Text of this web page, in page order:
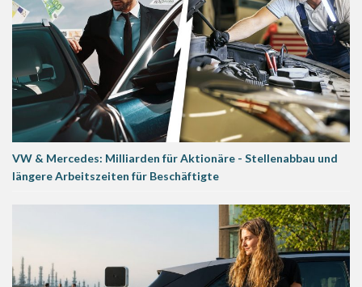
VW & Mercedes: Milliarden für Aktionäre - Stellenabbau und
längere Arbeitszeiten für Beschäftigte